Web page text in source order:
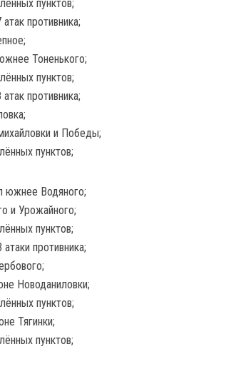
пунктов;
противника;
Тоненького;
пунктов;
противника;
и Победы;
пунктов;
южнее Водяного;
и Урожайного;
пунктов;
противника;
Новоданиловки;
пунктов;
Тягинки;
пунктов;